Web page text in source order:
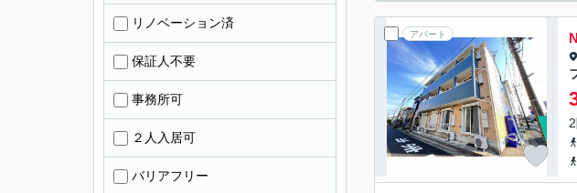
アパート
リノベーション済
保証人不要
事務所可
２人入居可
バリアフリー